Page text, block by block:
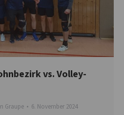
vs. Volley-
Graupe 6. November 2024